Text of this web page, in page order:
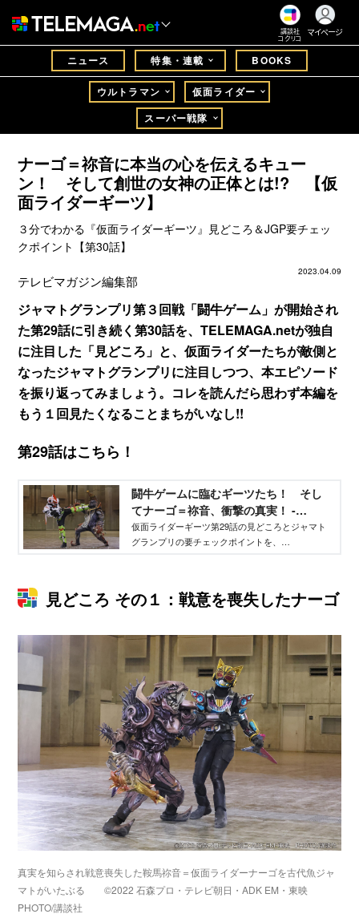
講談社
コクリコ
マイページ
ニュース 特集・連載 BOOKS
ウルトラマン
仮面ライダー
スーパー戦隊
ナーゴ＝祢音に本当の心を伝えるキュー
ン！ そして創世の女神の正体とは!? 【仮
面ライダーギーツ】
３分でわかる『仮面ライダーギーツ』見どころ＆JGP要チェッ
クポイント【第30話】
2023.04.09
テレビマガジン編集部
ジャマトグランプリ第３回戦「闘牛ゲーム」が開始され
た第29話に引き続く第30話を、TELEMAGA.netが独自
に注目した「見どころ」と、仮面ライダーたちが敵側と
なったジャマトグランプリに注目しつつ、本エピソード
を振り返ってみましょう。コレを読んだら思わず本編を
もう１回見たくなることまちがいなし!!
第29話はこちら！
闘牛ゲームに臨むギーツたち！ そし
てナーゴ＝祢音、衝撃の真実！ -
TELEMAGA.net｜講談社
仮面ライダーギーツ第29話の見どころとジャマト
グランプリの要チェックポイントを、
す。
見どころ その１：戦意を喪失したナーゴ
真実を知らされ戦意喪失した鞍馬祢音＝仮面ライダーナーゴを古代魚ジャ
マトがいたぶる ©2022 石森プロ・テレビ朝日・ADK EM・東映
PHOTO/講談社